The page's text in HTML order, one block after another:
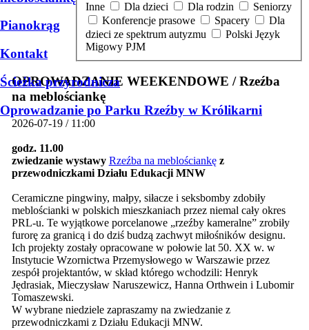
Pianokrąg
Kontakt
Ścieżka przyrodnicza
Oprowadzanie po Parku Rzeźby w Królikarni
Inne
Dla dzieci Dla rodzin
Seniorzy
Konferencje prasowe
Spacery
dzieci ze spektrum autyzmu
Migowy PJM
OPROWADZANIE WEEKENDOWE / Rzeźba
na meblościankę
2026-07-19 / 11:00
godz. 11.00
zwiedzanie wystawy Rzeźba na meblościankę z
przewodniczkami Działu Edukacji MNW
Ceramiczne pingwiny, małpy, siłacze i seksbomby zdobiły
meblościanki w polskich mieszkaniach przez niemal cały okres
PRL-u. Te wyjątkowe porcelanowe „rzeźby kameralne” zrobiły
furorę za granicą i do dziś budzą zachwyt miłośników designu.
Ich projekty zostały opracowane w połowie lat 50. XX w. w
Instytucie Wzornictwa Przemysłowego w Warszawie przez
zespół projektantów, w skład którego wchodzili: Henryk
Jędrasiak, Mieczysław Naruszewicz, Hanna Orthwein i Lubomir
Tomaszewski.
W wybrane niedziele zapraszamy na zwiedzanie z
przewodniczkami z Działu Edukacji MNW.